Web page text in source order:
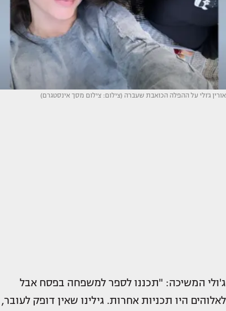
אורין ג'ולי על ההפלה הכואבת שעברה (צילום: צילום מסך אינסטגרם)
ג'ולי המשיכה: "תכננו לספר למשפחה בפסח אבל
לאלוהים היו תכניות אחרות. גילינו שאין דופק לעובר,